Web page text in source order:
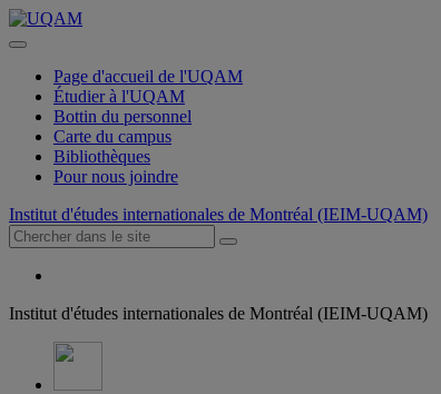
Page d'accueil de l'UQAM
Étudier à l'UQAM
Bottin du personnel
Carte du campus
Bibliothèques
Pour nous joindre
Institut d'études internationales de Montréal (IEIM-UQAM)
Institut d'études internationales de Montréal (IEIM-UQAM)